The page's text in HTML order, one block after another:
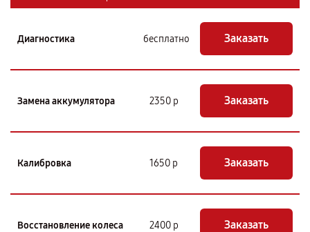
Диагностика бесплатно Заказать
Замена аккумулятора 2350 р Заказать
Калибровка 1650 р Заказать
Восстановление колеса 2400 р Заказать